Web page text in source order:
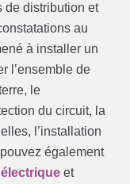
de distribution et
au
à installer un
l’ensemble de
le
du circuit, la
l’installation
également
et